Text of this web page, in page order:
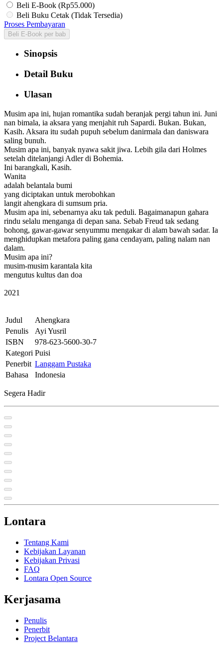
Beli E-Book (Rp55.000)
Beli Buku Cetak (Tidak Tersedia)
Proses Pembayaran
Beli E-Book per bab
Sinopsis
Detail Buku
Ulasan
Musim apa ini, hujan romantika sudah beranjak pergi tahun ini. Juni
nan bimala, ia aksara yang menjahit ruh Sapardi. Bukan. Bukan,
Kasih. Aksara itu sudah pupuh sebelum danirmala dan daniswara
saling bunuh.
Musim apa ini, banyak nyawa sakit jiwa. Lebih gila dari Holmes
setelah ditelanjangi Adler di Bohemia.
Ini barangkali, Kasih.
Wanita
adalah belantala bumi
yang diciptakan untuk merobohkan
langit ahengkara di sumsum pria.
Musim apa ini, sebenarnya aku tak peduli. Bagaimanapun gahara
rindu selalu menganga di depan sana. Sebab Freud tak sedang
bohong, gawar-gawar senyummu mengakar di alam bawah sadar. Ia
menghidupkan metafora paling gana cendayam, paling nalam nan
dalam.
Musim apa ini?
musim-musim karantala kita
mengutus kultus dan doa
2021
Judul
Ahengkara
Penulis
Ayi Yusril
ISBN
978-623-5600-30-7
Kategori Puisi
Penerbit Langgam Pustaka
Bahasa
Indonesia
Segera Hadir
Lontara
Tentang Kami
Kebijakan Layanan
Kebijakan Privasi
FAQ
Lontara Open Source
Kerjasama
Penulis
Penerbit
Project Belantara